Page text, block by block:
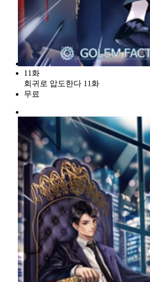
11화
회귀로 압도한다 11화
무료